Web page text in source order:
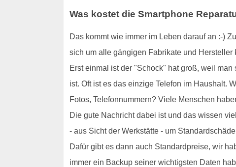
Was kostet die Smartphone
Das kommt wie immer im Leben darauf an :-)
sich um alle gängigen Fabrikate und
Erst einmal ist der "Schock" hat groß, weil
ist. Oft ist es das einzige Telefon im Haushalt.
Fotos, Telefonnummern? Viele Menschen
Die gute Nachricht dabei ist und das wissen
- aus Sicht der Werkstätte - um
Dafür gibt es dann auch Standardpreise, wir
immer ein Backup seiner wichtigsten Daten